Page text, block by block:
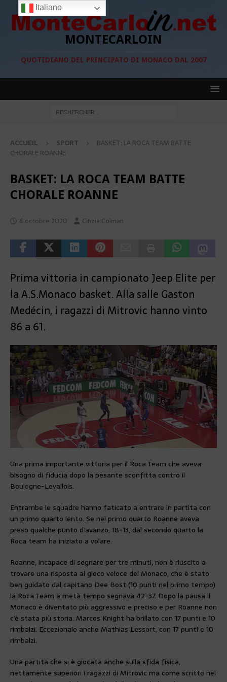
MONTECARLOIN
QUOTIDIANO DEL PRINCIPATO DI MONACO DAL 2007
ACCUEIL SPORT
BASKET: LA ROCA TEAM BATTE
CHORALE ROANNE
BASKET: LA ROCA TEAM BATTE
CHORALE ROANNE
4 octobre 2020 Cinzia Colman
Prima vittoria in campionato Jeep Elite per
la A.S.Monaco basket. Alla salle Gaston
Medécin, i ragazzi di Mitrovic hanno vinto
86 a 61.
Una prima importante vittoria per il Roca Team che aveva
bisogno di fiducia dopo la pesante sconfitta contro il
Boulogne-Levallois.
Entrambe le squadre hanno faticato a entrare in partita con
un primo quarto lento. Se nel primo quarto Roanne aveva
preso qualche punto d’avanzo, 18-13, dal secondo quarto la
Roca team ha iniziato a volare.
Roanne, incapace di segnare per tre minuti, non è riuscito a
trovare una risposta al gioco veloce del Monaco, che è stato
ben guidato dal capitano Dee Bost (10 punti nel primo tempo)
la Roca Team a metà tempo segnava 42-37. Dopo la pausa il
Monaco è diventato più aggressivo e preciso e per Roanne non
c’è stata più storia: Marcos Knight ha brillato con 17 punti e 10
rimbalzi. Eccezionale anche Mathias Lessort, con 17 punti e 10
rimbalzi.
Una partita che si è giocata anche sulla sfida fisica,
nettamente superiori i ragazzi di Mitrovic ma come scritto nel
Italiano